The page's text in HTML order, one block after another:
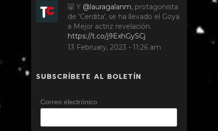
🐷 Y @lauragalanm, protagonista
de 'Cerdita', se ha llevado el Goya
a Mejor actriz revelación.
https://t.co/j9ExhGySCj
13 February, 2023 - 11:26 am
SUBSCRÍBETE AL BOLETÍN
Correo electrónico